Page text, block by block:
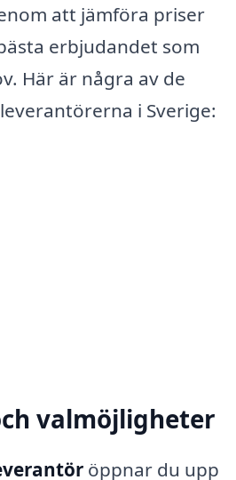
att jämföra priser
erbjudandet som
Här är några av de
i Sverige:
valmöjligheter
öppnar du upp